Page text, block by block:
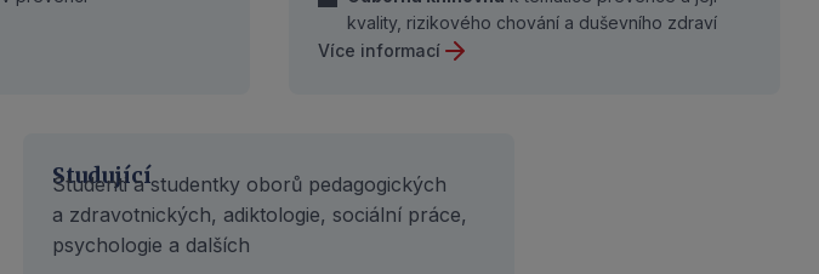
kvality, rizikového chování a duševního zdraví
Více informací
Studující
Studenti a studentky oborů pedagogických
a zdravotnických, adiktologie, sociální práce,
psychologie a dalších